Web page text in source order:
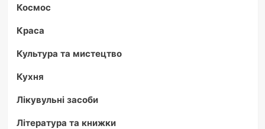
Космос
Краса
Культура та мистецтво
Кухня
Лікувульні засоби
Література та книжки